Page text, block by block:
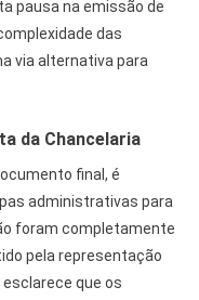
pausa na emissão de
das
via alternativa para
da Chancelaria
final, é
administrativas para
foram completamente
pela representação
que os